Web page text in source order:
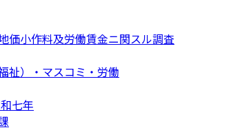
価小作料及労働賃金ニ関スル調査
祉）・マスコミ・労働
七年